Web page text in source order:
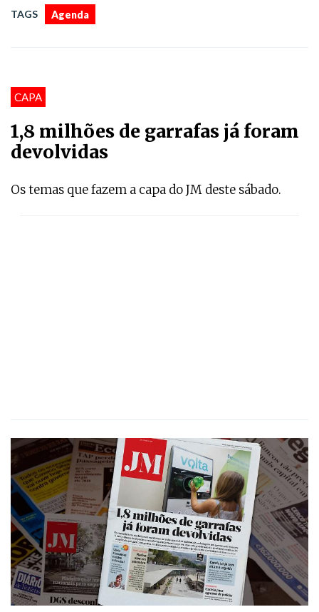
TAGS Agenda
CAPA
1,8 milhões de garrafas já foram
devolvidas
Os temas que fazem a capa do JM deste sábado.